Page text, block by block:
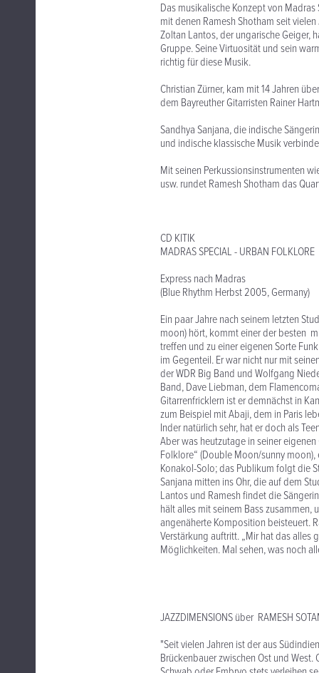
Das musikalische Konzept von
mit denen Ramesh Shotham seit
Zoltan Lantos, der ungarische Geiger,
Gruppe. Seine Virtuosität und sein
richtig für diese Musik.
Christian Zürner, kam mit 14 Jahren
dem Bayreuther Gitarristen Rainer
Sandhya Sanjana, die indische
und indische klassische Musik
Mit seinen Perkussionsinstrumenten
usw. rundet Ramesh Shotham das
CD KITIK
MADRAS SPECIAL - URBAN FOLKLORE
Express nach Madras
(Blue Rhythm Herbst 2005, Germany)
Ein paar Jahre nach seinem letzten
moon) hört, kommt einer der besten
treffen und zu einer eigenen Sorte
im Gegenteil. Er war nicht nur mit
der WDR Big Band und Wolfgang
Band, Dave Liebman, dem
Gitarrenfricklern ist er demnächst in
zum Beispiel mit Abaji, dem in Paris
Inder natürlich sehr, hat er doch als
Aber was heutzutage in seiner
Folklore“ (Double Moon/sunny
Konakol-Solo; das Publikum folgt die
Sanjana mitten ins Ohr, die auf dem
Lantos und Ramesh findet die
hält alles mit seinem Bass
angenäherte Komposition beisteuert.
Verstärkung auftritt. „Mir hat das alles
Möglichkeiten. Mal sehen, was noch
JAZZDIMENSIONS über RAMESH
"Seit vielen Jahren ist der aus
Brückenbauer zwischen Ost und